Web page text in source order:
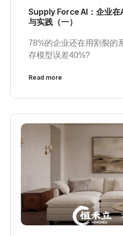
Supply Force Al：企业在
与实践（一）
78%的企业还在用割裂的
存模型误差40%?
Read more